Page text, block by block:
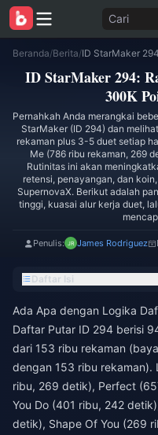
Cari
Beranda/Berita/
ID StarMaker 294:
300K
Pernahkah Anda merangkai
StarMaker (ID 294) dan
rekaman plus 3-5 duet setiap
Me (786 ribu rekaman, 269
Rutinitas ini akan
retensi, penayangan, dan
SupernovaX. Berikut adalah
tinggi, kuasai alur kerja duet,
Penulis: James Rodriguez
Daftar Isi
Ada Apa dengan Logika
Daftar Putar ID 294 berisi
dari 153 ribu rekaman
dengan 153 ribu rekaman).
ribu, 269 detik), Perfect
You Do (401 ribu, 242
detik), Shape Of You (269